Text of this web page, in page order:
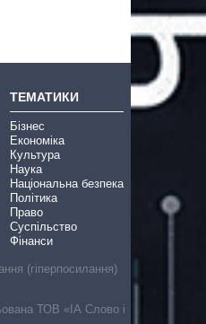
ТЕМАТИКИ
Бізнес
Економіка
Культура
Наука
Національна безпека
Політика
Право
Суспільство
Фінанси
(гіперпосилання)
ТОВ «ІА Слово і